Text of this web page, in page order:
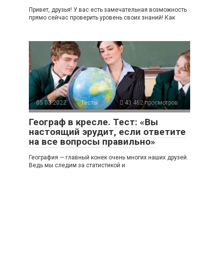
Привет, друзья! У вас есть замечательная возможность
прямо сейчас проверить уровень своих знаний! Как
05.03.2022 Тесты 43 462 просмотров
Географ в кресле. Тест: «Вы
настоящий эрудит, если ответите
на все вопросы правильно»
География — главный конек очень многих наших друзей.
Ведь мы следим за статистикой и